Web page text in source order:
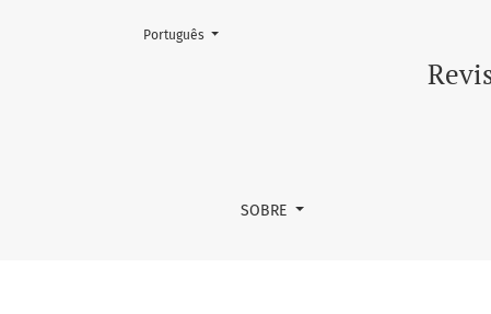
Análise da viabilidade técnica da
SOBRE
Mudar o idioma. O atual é:
Português